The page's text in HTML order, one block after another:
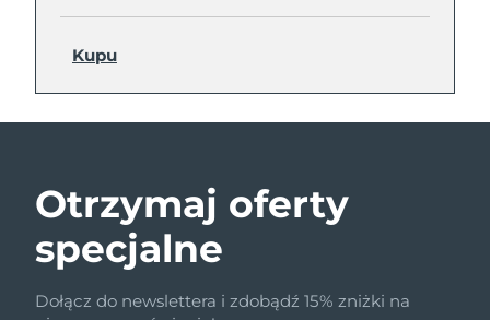
Kupu
Otrzymaj oferty
specjalne
Dołącz do newslettera i zdobądź 15% zniżki na